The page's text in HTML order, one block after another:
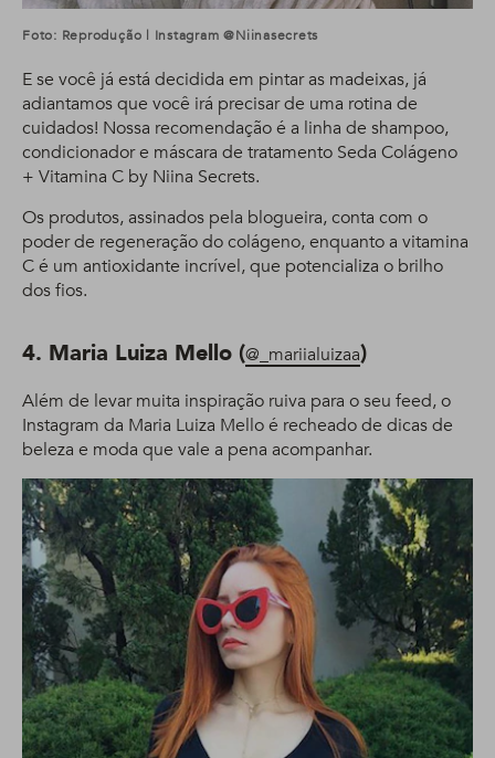
Foto: Reprodução | Instagram @niinasecrets
E se você já está decidida em pintar as madeixas, já
adiantamos que você irá precisar de uma rotina de
cuidados! Nossa recomendação é a linha de shampoo,
condicionador e máscara de tratamento Seda Colágeno
+ Vitamina C by Niina Secrets.
Os produtos, assinados pela blogueira, conta com o
poder de regeneração do colágeno, enquanto a vitamina
C é um antioxidante incrível, que potencializa o brilho
dos fios.
4. Maria Luiza Mello (@_mariialuizaa)
Além de levar muita inspiração ruiva para o seu feed, o
Instagram da Maria Luiza Mello é recheado de dicas de
beleza e moda que vale a pena acompanhar.